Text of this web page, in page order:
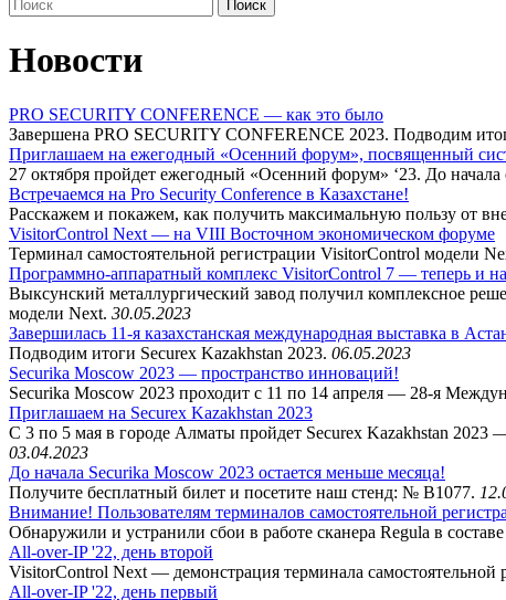
Новости
PRO SECURITY CONFERENCE — как это было
Завершена PRO SECURITY CONFERENCE 2023. Подводим
Приглашаем на ежегодный «Осенний форум», посвященный
27 октября пройдет ежегодный «Осенний форум» ‘23. До
Встречаемся на Pro Security Conference в Казахстане!
Расскажем и покажем, как получить максимальную пользу от
VisitorControl Next — на VIII Восточном экономическом форуме
Терминал самостоятельной регистрации VisitorControl модели
Программно-аппаратный комплекс VisitorControl 7 — теперь и
Выксунский металлургический завод получил комплексное
модели Next. 30.05.2023
Завершилась 11-я казахстанская международная выставка в
Подводим итоги Securex Kazakhstan 2023. 06.05.2023
Securika Moscow 2023 — пространство инноваций!
Securika Moscow 2023 проходит с 11 по 14 апреля — 28-я
Приглашаем на Securex Kazakhstan 2023
С 3 по 5 мая в городе Алматы пройдет Securex Kazakhstan 2023
03.04.2023
До начала Securika Moscow 2023 остается меньше месяца!
Получите бесплатный билет и посетите наш стенд: № B1077.
Внимание! Пользователям терминалов самостоятельной
Обнаружили и устранили сбои в работе сканера Regula в
All-over-IP '22, день второй
VisitorControl Next — демонстрация терминала
All-over-IP '22, день первый